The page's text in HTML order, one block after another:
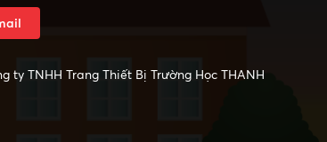
ty TNHH Trang Thiết Bị Trường Học THANH